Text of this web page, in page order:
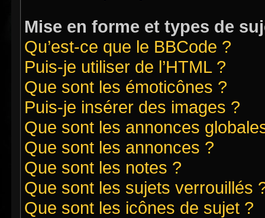
Mise en forme et types de
Qu’est-ce que le BBCode ?
Puis-je utiliser de l’HTML ?
Que sont les émoticônes ?
Puis-je insérer des images ?
Que sont les annonces
Que sont les annonces ?
Que sont les notes ?
Que sont les sujets verrouillés
Que sont les icônes de sujet ?